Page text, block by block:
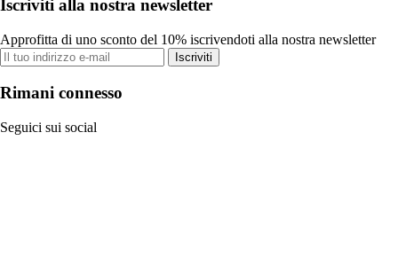
Iscriviti alla nostra newsletter
Approfitta di uno sconto del 10% iscrivendoti alla nostra newsletter
Iscriviti
Rimani connesso
Seguici sui social